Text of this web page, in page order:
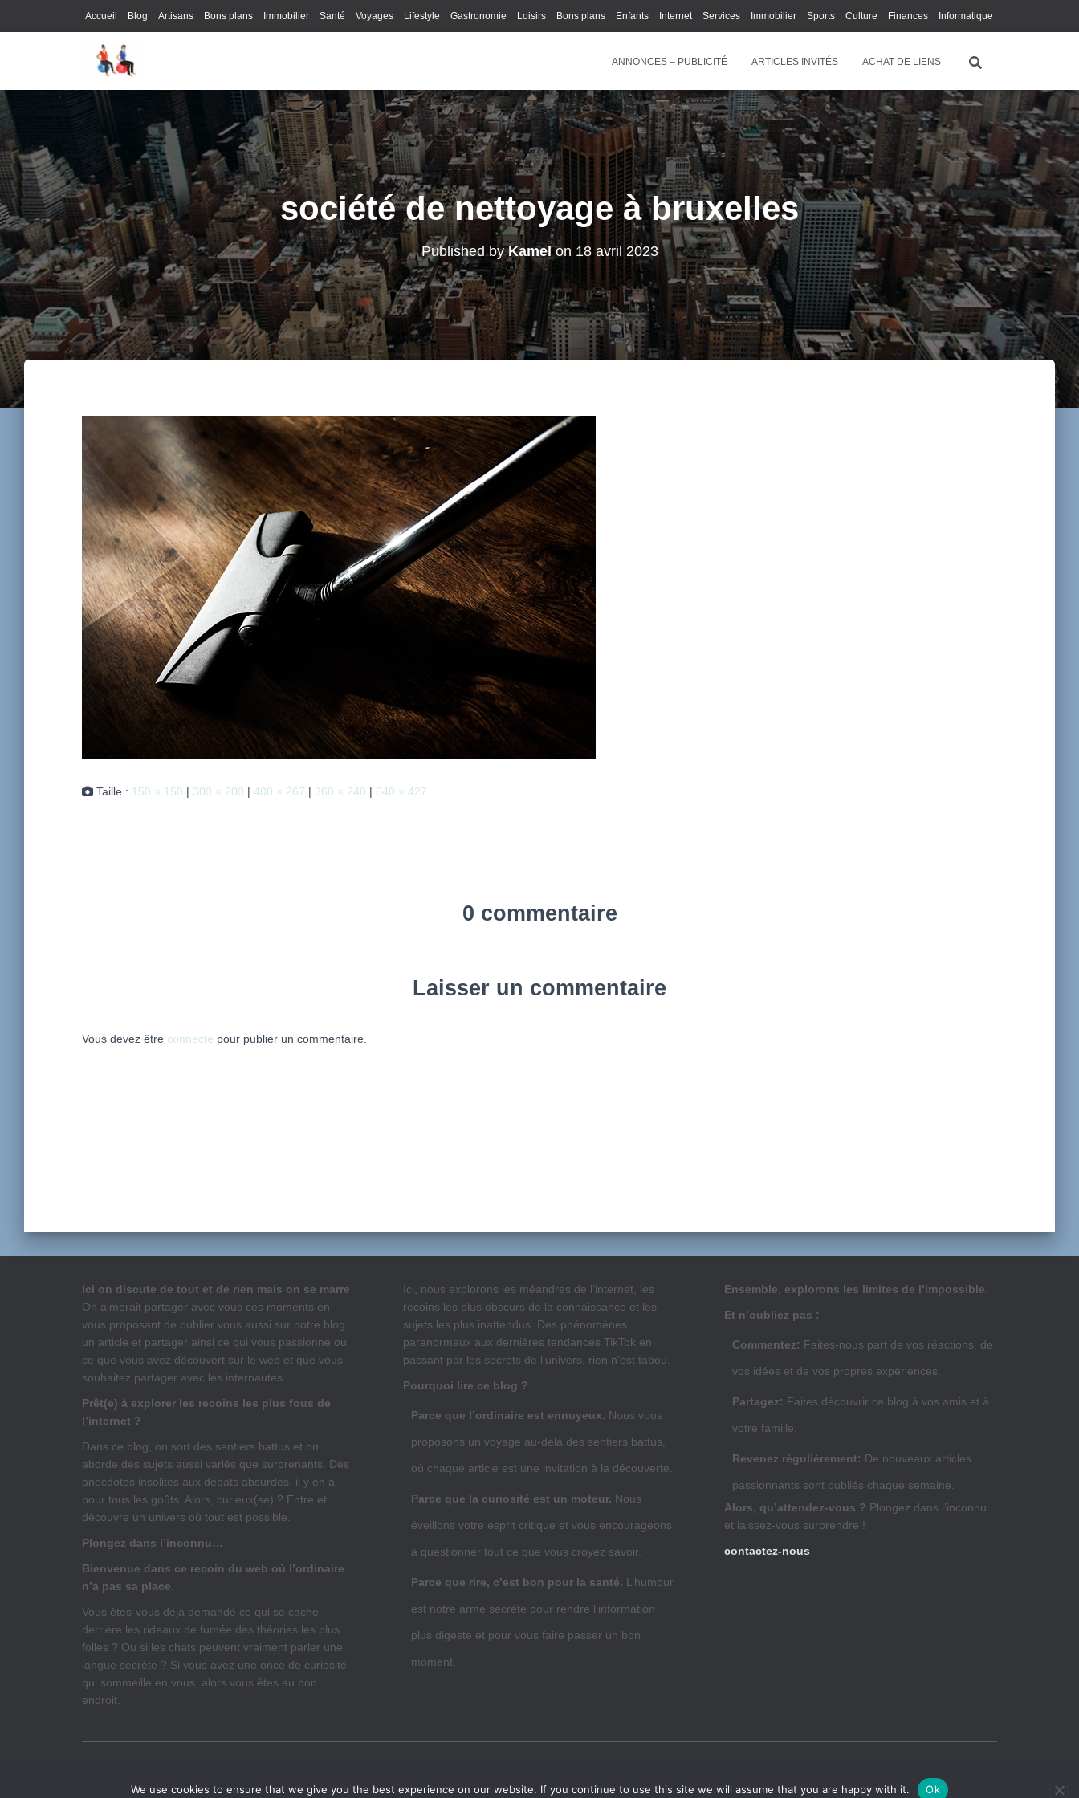
Accueil Blog Artisans Bons plans Immobilier Santé Voyages Lifestyle Gastronomie Loisirs Bons plans Enfants Internet Services Immobilier Sports Culture Finances Informatique
ANNONCES – PUBLICITÉ
ARTICLES INVITÉS ACHAT DE LIENS
société de nettoyage à bruxelles
Published byKamelon 18 avril 2023
Taille : 150 × 150 | 300 × 200 | 400 × 267 | 360 × 240 | 640 × 427
0 commentaire
Laisser un commentaire
Vous devez être connecté pour publier un commentaire.
Ici on discute de tout et de rien mais on se marre
On aimerait partager avec vous ces moments en
vous proposant de publier vous aussi sur notre blog
un article et partager ainsi ce qui vous passionne ou
ce que vous avez découvert sur le web et que vous
souhaitez partager avec les internautes.
Prêt(e) à explorer les recoins les plus fous de
l’internet ?
Dans ce blog, on sort des sentiers battus et on
aborde des sujets aussi variés que surprenants. Des
anecdotes insolites aux débats absurdes, il y en a
pour tous les goûts. Alors, curieux(se) ? Entre et
découvre un univers où tout est possible.
Plongez dans l’inconnu…
Bienvenue dans ce recoin du web où l’ordinaire
n’a pas sa place.
Vous êtes-vous déjà demandé ce qui se cache
derrière les rideaux de fumée des théories les plus
folles ? Ou si les chats peuvent vraiment parler une
langue secrète ? Si vous avez une once de curiosité
qui sommeille en vous, alors vous êtes au bon
endroit.
Ici, nous explorons les méandres de l’internet, les
recoins les plus obscurs de la connaissance et les
sujets les plus inattendus. Des phénomènes
paranormaux aux dernières tendances TikTok en
passant par les secrets de l’univers, rien n’est tabou.
Pourquoi lire ce blog ?
Parce que l’ordinaire est ennuyeux. Nous vous
proposons un voyage au-delà des sentiers battus,
où chaque article est une invitation à la découverte.
Parce que la curiosité est un moteur. Nous
éveillons votre esprit critique et vous encourageons
à questionner tout ce que vous croyez savoir.
Parce que rire, c’est bon pour la santé. L’humour
est notre arme secrète pour rendre l’information
plus digeste et pour vous faire passer un bon
moment.
Ensemble, explorons les limites de l’impossible.
Et n’oubliez pas :
Commentez: Faites-nous part de vos réactions, de
vos idées et de vos propres expériences.
Partagez: Faites découvrir ce blog à vos amis et à
votre famille.
Revenez régulièrement: De nouveaux articles
passionnants sont publiés chaque semaine.
Alors, qu’attendez-vous ? Plongez dans l’inconnu
et laissez-vous surprendre !
contactez-nous
Hestia | Développé parThemeIsle
We use cookies to ensure that we give you the best experience on our website. If you continue to use this site we will assume that you are happy with it.
Ok